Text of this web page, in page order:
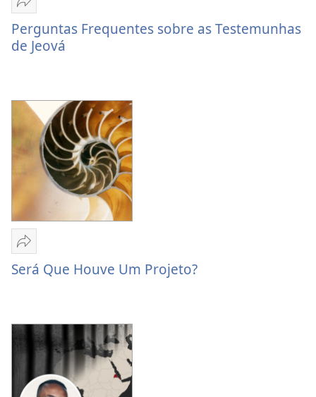
Partilhar
Perguntas
Frequentes
sobre
de
Jeová
Perguntas Frequentes sobre as Testemunhas
de Jeová
Partilhar
Será
Projeto?
Será Que Houve Um Projeto?